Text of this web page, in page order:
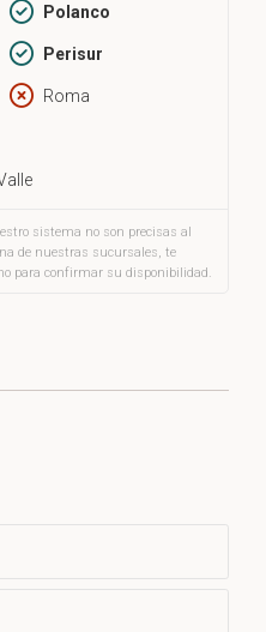
Polanco
Perisur
Roma
sistema no son precisas al
de nuestras sucursales, te
para confirmar su disponibilidad.